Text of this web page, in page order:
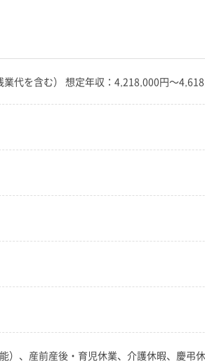
代を含む） 想定年収：4,218,000円～
、産前産後・育児休業、介護休暇、慶弔休